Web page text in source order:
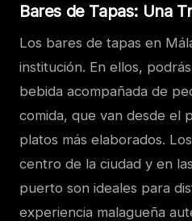
Bares de Tapas: Una
Los bares de tapas en
institución. En ellos,
bebida acompañada de
comida, que van desde el
platos más elaborados.
centro de la ciudad y en
puerto son ideales para
experiencia malagueña